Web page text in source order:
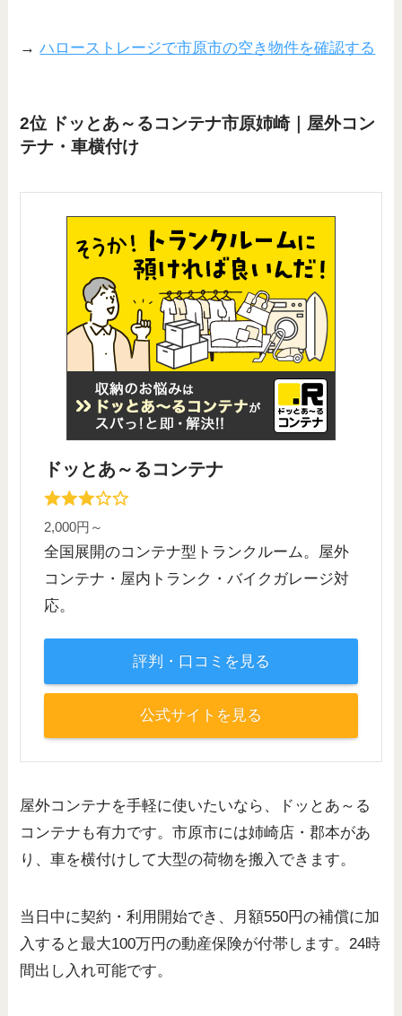
→ハローストレージで市原市の空き物件を確認する
2位 ドッとあ～るコンテナ市原姉崎｜屋外コン
テナ・車横付け
ドッとあ～るコンテナ
2,000円～
全国展開のコンテナ型トランクルーム。屋外
コンテナ・屋内トランク・バイクガレージ対
応。
評判・口コミを見る
公式サイトを見る
屋外コンテナを手軽に使いたいなら、ドッとあ～る
コンテナも有力です。市原市には姉崎店・郡本があ
り、車を横付けして大型の荷物を搬入できます。
当日中に契約・利用開始でき、月額550円の補償に加
入すると最大100万円の動産保険が付帯します。24時
間出し入れ可能です。